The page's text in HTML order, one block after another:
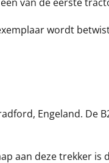
wordt
Engeland. De
aan deze trekker